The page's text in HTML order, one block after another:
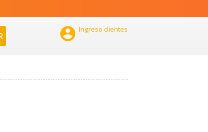
 Ingreso clientes